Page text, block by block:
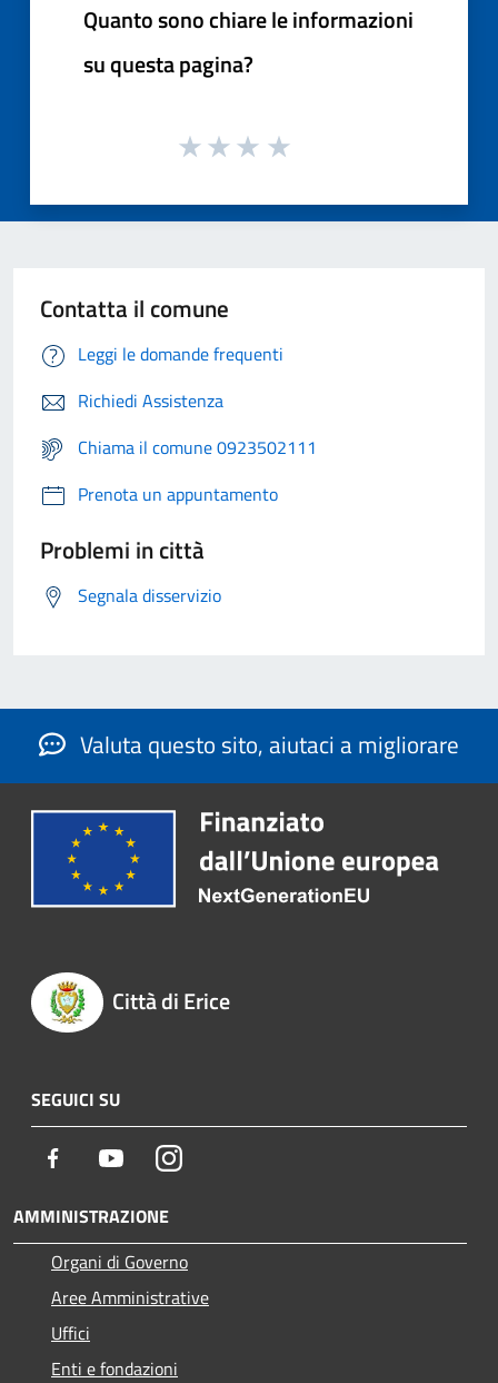
Quanto sono chiare le informazioni
su questa pagina?
Contatta il comune
Leggi le domande frequenti
Richiedi Assistenza
Chiama il comune 0923502111
Prenota un appuntamento
Problemi in città
Segnala disservizio
Valuta questo sito, aiutaci a migliorare
Città di Erice
SEGUICI SU
Facebook YoutubeInstagram
AMMINISTRAZIONE
Organi di Governo
Aree Amministrative
Uffici
Enti e fondazioni